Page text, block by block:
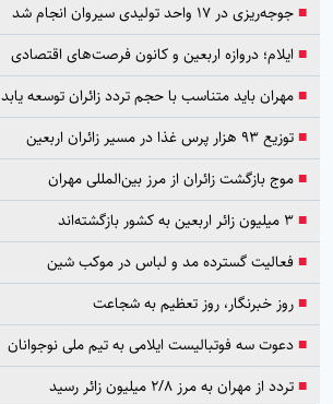
■جوجه‌ریزی در ۱۷ واحد تولیدی سیروان انجام شد
■ ایلام؛ دروازه اربعین و کانون فرصت‌های اقتصادی
■مهران باید متناسب با حجم تردد زائران توسعه یابد
■توزیع ۹۳ هزار پرس غذا در مسیر زائران اربعین
■موج بازگشت زائران از مرز بین‌المللی مهران
■۳ میلیون زائر اربعین به کشور بازگشته‌اند
■فعالیت گسترده مد و لباس در موکب شین
■روز خبرنگار، روز تعظیم به شجاعت
■دعوت سه فوتبالیست ایلامی به تیم ملی نوجوانان
■تردد از مهران به مرز ۲/۸ میلیون زائر رسید